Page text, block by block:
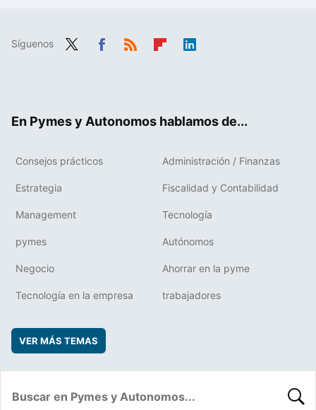
Síguenos
En Pymes y Autonomos hablamos de...
Consejos prácticos Administración / Finanzas
Estrategia Fiscalidad y Contabilidad
Management Tecnología
pymes Autónomos
Negocio Ahorrar en la pyme
Tecnología en la empresa trabajadores
VER MÁS TEMAS